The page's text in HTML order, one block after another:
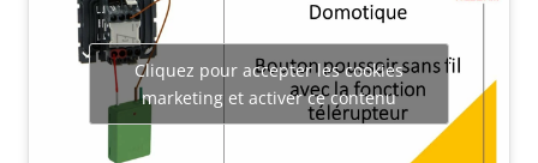
Cliquez pour accepter les cookies
marketing et activer ce contenu